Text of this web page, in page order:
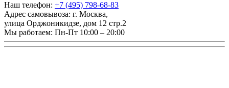
Наш телефон: +7 (495) 798-68-83
Адрес самовывоза: г. Москва,
улица Орджоникидзе, дом 12 стр.2
Мы работаем: Пн-Пт 10:00 – 20:00